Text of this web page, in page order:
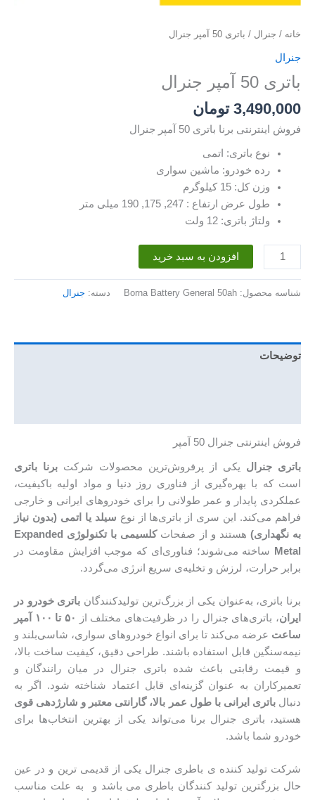
خانه / جنرال / باتری 50 آمپر جنرال
جنرال
باتری 50 آمپر جنرال
3,490,000 تومان
فروش اینترنتی برنا باتری 50 آمپر جنرال
نوع باتری: اتمی
رده خودرو: ماشین سواری
وزن کل: 15 کیلوگرم
طول عرض ارتفاع : 247, 175, 190 میلی متر
ولتاژ باتری: 12 ولت
باتری
50
افزودن به سبد خرید
شناسه محصول: Borna Battery General 50ah دسته: جنرال
توضیحات
فروش اینترنتی جنرال 50 آمپر
باتری جنرال یکی از پرفروش‌ترین محصولات شرکت برنا باتری
است که با بهره‌گیری از فناوری روز دنیا و مواد اولیه باکیفیت،
عملکردی پایدار و عمر طولانی را برای خودروهای ایرانی و خارجی
فراهم می‌کند. این سری از باتری‌ها از نوع سیلد یا اتمی (بدون نیاز
به نگهداری) هستند و از صفحات
کلسیمی با تکنولوژی Expanded
Metal
ساخته می‌شوند؛ فناوری‌ای که موجب افزایش مقاومت در
برابر حرارت، لرزش و تخلیه‌ی سریع انرژی می‌گردد.
برنا باتری، به‌عنوان یکی از بزرگ‌ترین تولیدکنندگان باتری خودرو در
ایران، باتری‌های جنرال را در ظرفیت‌های مختلف از
۵۰ تا ۱۰۰ آمپر
ساعت عرضه می‌کند تا برای انواع خودروهای سواری، شاسی‌بلند و
نیمه‌سنگین قابل استفاده باشند. طراحی دقیق، کیفیت ساخت بالا،
و قیمت رقابتی باعث شده باتری جنرال در میان رانندگان و
تعمیرکاران به عنوان گزینه‌ای قابل اعتماد شناخته شود. اگر به
دنبالباتری ایرانی با طول عمر بالا، گارانتی معتبر و شارژدهی قوی
هستید، باتری جنرال برنا می‌تواند یکی از بهترین انتخاب‌ها برای
خودرو شما باشد.
شرکت تولید کننده ی باطری جنرال یکی از قدیمی ترین و در عین
حال بزرگترین تولید کنندگان باطری می باشد و به علت مناسب